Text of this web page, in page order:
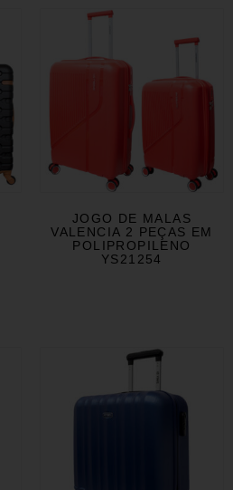
JOGO DE MALAS
VALENCIA 2 PEÇAS EM
POLIPROPILENO
YS21254